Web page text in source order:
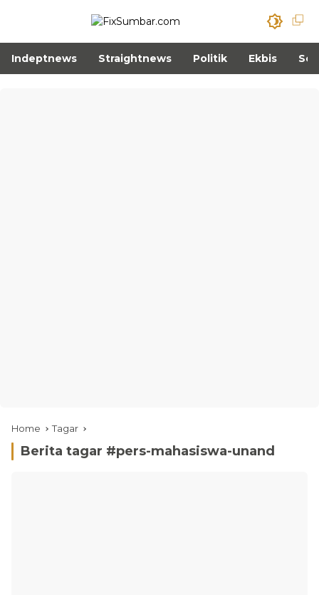
Indeptnews Straightnews Politik Ekbis
Home Tagar
Berita tagar #pers-mahasiswa-unand